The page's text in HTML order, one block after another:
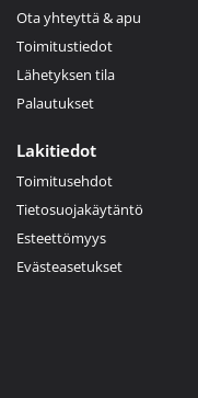
Ota yhteyttä & apu
Toimitustiedot
Lähetyksen tila
Palautukset
Lakitiedot
Toimitusehdot
Tietosuojakäytäntö
Esteettömyys
Evästeasetukset